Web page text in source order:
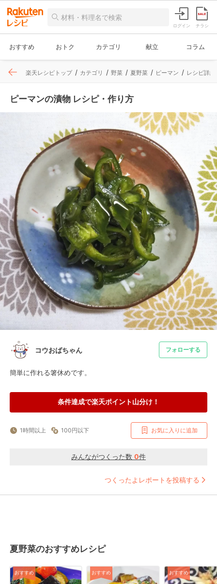
ログイン チラシ
おすすめ おトク カテゴリ 献立 コラム
楽天レシピトップ カテゴリ 野菜 夏野菜 ピーマン レシピ詳細
ピーマンの漬物 レシピ・作り方
コウおばちゃん フォローする
簡単に作れる箸休めです。
条件達成で楽天ポイント山分け！
1時間以上 100円以下 お気に入りに追加
みんながつくった数 0件
つくったよレポートを投稿する
夏野菜のおすすめレシピ
おすすめ おすすめ おすすめ